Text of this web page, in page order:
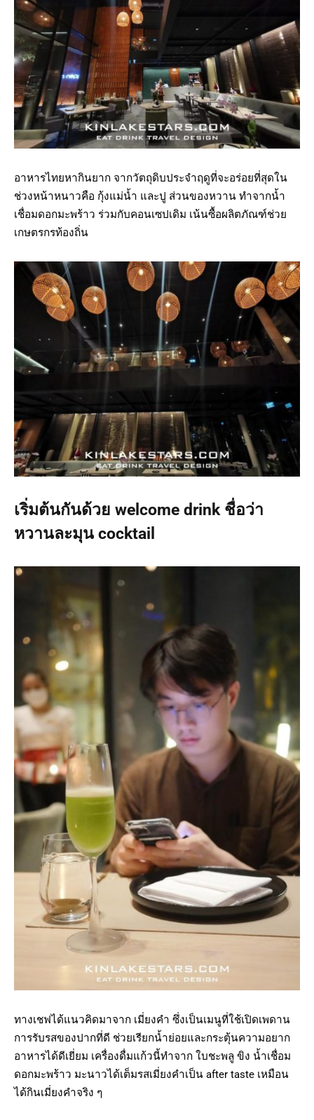
อาหารไทยหากินยาก จากวัตถุดิบประจำฤดูที่จะอร่อยที่สุดใน
ช่วงหน้าหนาวคือ กุ้งแม่น้ำ และปู ส่วนของหวาน ทำจากน้ำ
เชื่อมดอกมะพร้าว ร่วมกับคอนเซปเดิม เน้นซื้อผลิตภัณฑ์ช่วย
เกษตรกรท้องถิ่น
เริ่มต้นกันด้วย welcome drink ชื่อว่า
หวานละมุน cocktail
ทางเชฟได้แนวคิดมาจาก เมี่ยงคำ ซึ่งเป็นเมนูที่ใช้เปิดเพดาน
การรับรสของปากที่ดี ช่วยเรียกน้ำย่อยและกระตุ้นความอยาก
อาหารได้ดีเยี่ยม เครื่องดื่มแก้วนี้ทำจาก ใบชะพลู ขิง น้ำเชื่อม
ดอกมะพร้าว มะนาวได้เต็มรสเมี่ยงคำเป็น after taste เหมือน
ได้กินเมี่ยงคำจริง ๆ